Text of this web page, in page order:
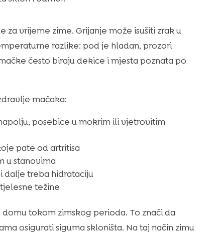
za vrijeme zime. Grijanje može isušiti zrak u
razlike: pod je hladan, prozori
često biraju dekice i mjesta poznata po
mačaka:
posebice u mokrim ili vjetrovitim
pate od artritisa
u stanovima
dalje treba hidrataciju
težine
tokom zimskog perioda. To znači da
osigurati sigurna skloništa. Na taj način zimu